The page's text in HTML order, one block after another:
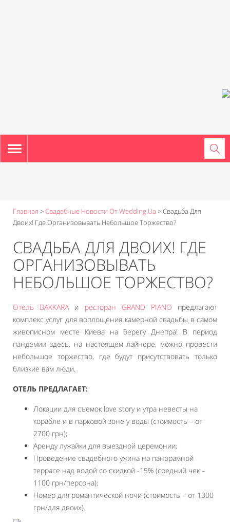
TOGGLE
NAVIGATION
Главная >Свадебные Новости От Wedding.ua >Свадьба Для
Двоих! Где Организовывать Небольшое Торжество?
СВАДЬБА ДЛЯ ДВОИХ! ГДЕ
ОРГАНИЗОВЫВАТЬ
НЕБОЛЬШОЕ ТОРЖЕСТВО?
Отель BAKKARAи ресторан GRAND PIANO предлагают
комплекс услуг для воплощения камерной свадьбы в самом
живописном месте Киева на берегу Днепра! В период
пандемии здесь, на настоящем лайнере, можно провести
небольшое торжество, где будут присутствовать только
близкие вам люди.
ОТЕЛЬ ПРЕДЛАГАЕТ:
Локации для съемок love story и утра невесты на
корабле и в парковой зоне у воды (стоимость – от
2700 грн);
Аренду лужайки для выездной церемонии;
Проведение свадебного ужина на панорамной
террасе над водой со скидкой -15% (средний чек –
1100 грн/персона);
Номер для романтической ночи (стоимость – от 1300
грн/для двоих).